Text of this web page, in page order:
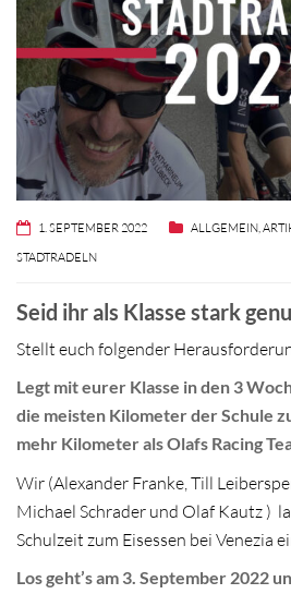
1. SEPTEMBER 2022 ALLGEMEIN
STADTRADELN
Seid ihr als Klasse stark
Stellt euch folgender
Legt mit eurer Klasse in den 3
die meisten Kilometer der Schule
mehr Kilometer als Olafs Racing
Wir (Alexander Franke, Till
Michael Schrader und Olaf Kautz )
Schulzeit zum Eisessen bei Venezia
Los geht’s am 3. September 2022